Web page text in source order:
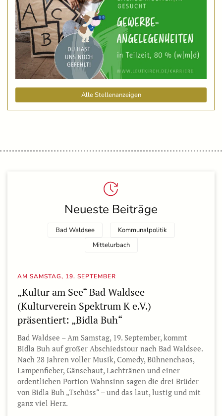
Alle Stellenanzeigen
Neueste Beiträge
Bad Waldsee
Kommunalpolitik
Mittelurbach
AM SAMSTAG, 19. SEPTEMBER
„Kultur am See“ Bad Waldsee
(Kulturverein Spektrum K e.V.)
präsentiert: „Bidla Buh“
Bad Waldsee – Am Samstag, 19. September, kommt
Bidla Buh auf großer Abschiedstour nach Bad Waldsee.
Nach 28 Jahren voller Musik, Comedy, Bühnenchaos,
Lampenfieber, Gänsehaut, Lachtränen und einer
ordentlichen Portion Wahnsinn sagen die drei Brüder
von Bidla Buh „Tschüss“ – und das laut, lustig und mit
ganz viel Herz.